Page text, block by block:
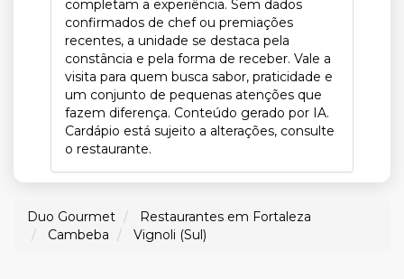
completam a experiência. Sem dados
confirmados de chef ou premiações
recentes, a unidade se destaca pela
constância e pela forma de receber. Vale a
visita para quem busca sabor, praticidade e
um conjunto de pequenas atenções que
fazem diferença. Conteúdo gerado por IA.
Cardápio está sujeito a alterações, consulte
o restaurante.
Duo Gourmet
Restaurantes em Fortaleza
Cambeba
Vignoli (Sul)